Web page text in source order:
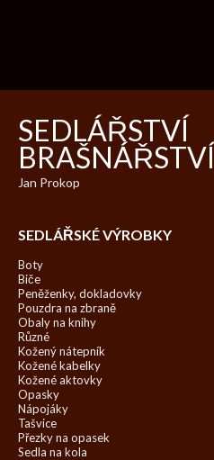
SEDLÁŘSTVÍ
BRAŠNÁŘSTVÍ
Jan Prokop
SEDLÁŘSKÉ VÝROBKY
Boty
Biče
Peněženky, dokladovky
Pouzdra na zbraně
Obaly na knihy
Různé
Kožený nátepník
Kožené kabelky
Kožené aktovky
Opasky
Nápojáky
Tašvice
Přezky na opasek
Sedla na kola